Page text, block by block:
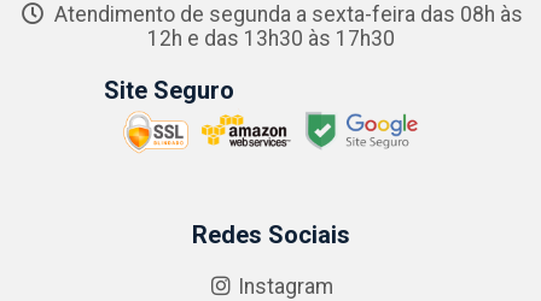
Atendimento de segunda a sexta-feira das 08h às
12h e das 13h30 às 17h30
Site Seguro
Redes Sociais
Instagram